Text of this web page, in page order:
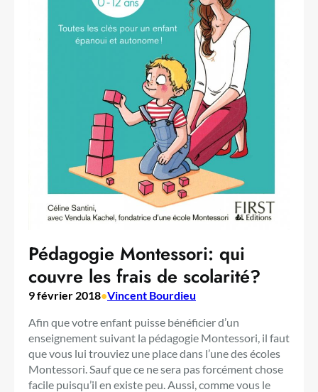
Pédagogie Montessori: qui
couvre les frais de scolarité?
9 février 2018•Vincent Bourdieu
Afin que votre enfant puisse bénéficier d’un
enseignement suivant la pédagogie Montessori, il faut
que vous lui trouviez une place dans l’une des écoles
Montessori. Sauf que ce ne sera pas forcément chose
facile puisqu’il en existe peu. Aussi, comme vous le